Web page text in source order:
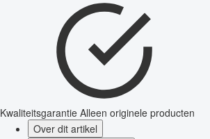
Kwaliteitsgarantie Alleen originele producten
Over dit artikel